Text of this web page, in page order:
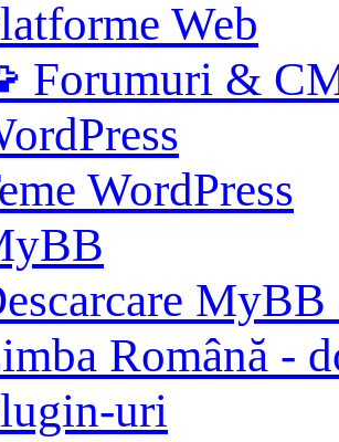
Web
&
WordPress
MyBB
Română -
uri